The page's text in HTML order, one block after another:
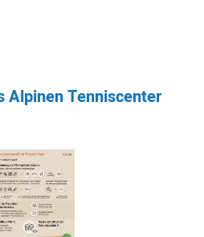
Alpinen Tenniscenter